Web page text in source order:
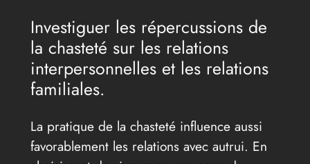
Investiguer les répercussions de
la chasteté sur les relations
interpersonnelles et les relations
familiales.
La pratique de la chasteté influence aussi
favorablement les relations avec autrui. En